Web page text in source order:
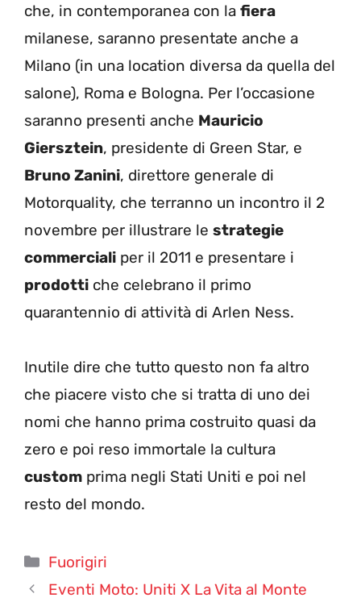
che, in contemporanea con la fiera
milanese, saranno presentate anche a
Milano (in una location diversa da quella del
salone), Roma e Bologna. Per l’occasione
saranno presenti anche Mauricio
Giersztein, presidente di Green Star, e
Bruno Zanini, direttore generale di
Motorquality, che terranno un incontro il 2
novembre per illustrare le strategie
commerciali per il 2011 e presentare i
prodotti che celebrano il primo
quarantennio di attività di Arlen Ness.
Inutile dire che tutto questo non fa altro
che piacere visto che si tratta di uno dei
nomi che hanno prima costruito quasi da
zero e poi reso immortale la cultura
custom prima negli Stati Uniti e poi nel
resto del mondo.
Categorie
Fuorigiri
Eventi Moto: Uniti X La Vita al Monte